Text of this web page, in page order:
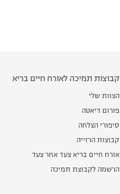
קבוצות תמיכה לאורח חיים בריא
הצוות שלי
פורום דיאטה
סיפורי הצלחה
קבוצות הרזייה
אורח חיים בריא צעד אחר צעד
הרשמה לקבוצת תמיכה